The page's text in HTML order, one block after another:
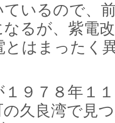
ているので、
なるが、紫電
とはまったく
９７８年１
の久良湾で見